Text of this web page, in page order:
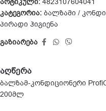
კატეგორია: ბალზამი /
პირადი ჰიგიენა
გაზიარება
აღწერა
ბალზამ-კონდიციონერი
200მლ